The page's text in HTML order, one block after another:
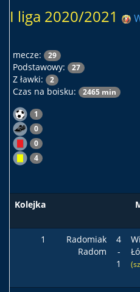
I liga 2020/2021
mecze: 29
Podstawowy: 27
Z ławki: 2
Czas na boisku: 2465 min
1
0
0
4
Kolejka
1
Radomiak
Radom
4
-
1